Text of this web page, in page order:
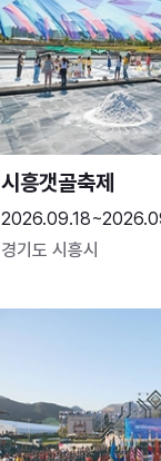
시흥갯골축제
경기도 시흥시